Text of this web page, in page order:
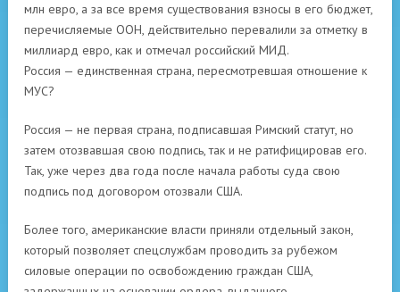
млн евро, а за все время существования взносы в его бюджет,
перечисляемые ООН, действительно перевалили за отметку в
миллиард евро, как и отмечал российский МИД.
Россия — единственная страна, пересмотревшая отношение к
МУС?
Россия — не первая страна, подписавшая Римский статут, но
затем отозвавшая свою подпись, так и не ратифицировав его.
Так, уже через два года после начала работы суда свою
подпись под договором отозвали США.
Более того, американские власти приняли отдельный закон,
который позволяет спецслужбам проводить за рубежом
силовые операции по освобождению граждан США,